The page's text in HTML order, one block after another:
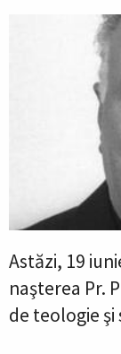
Astăzi, 19
naşterea Pr.
de teologie